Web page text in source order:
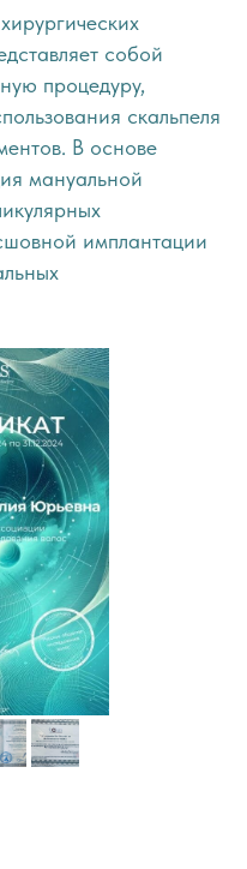
собой
процедуру,
скальпеля
В основе
мануальной
имплантации